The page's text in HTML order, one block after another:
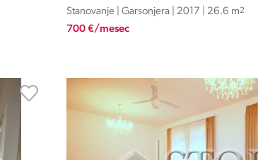
Stanovanje | Garsonjera | 2017 | 26.6 m2
700 €/mesec